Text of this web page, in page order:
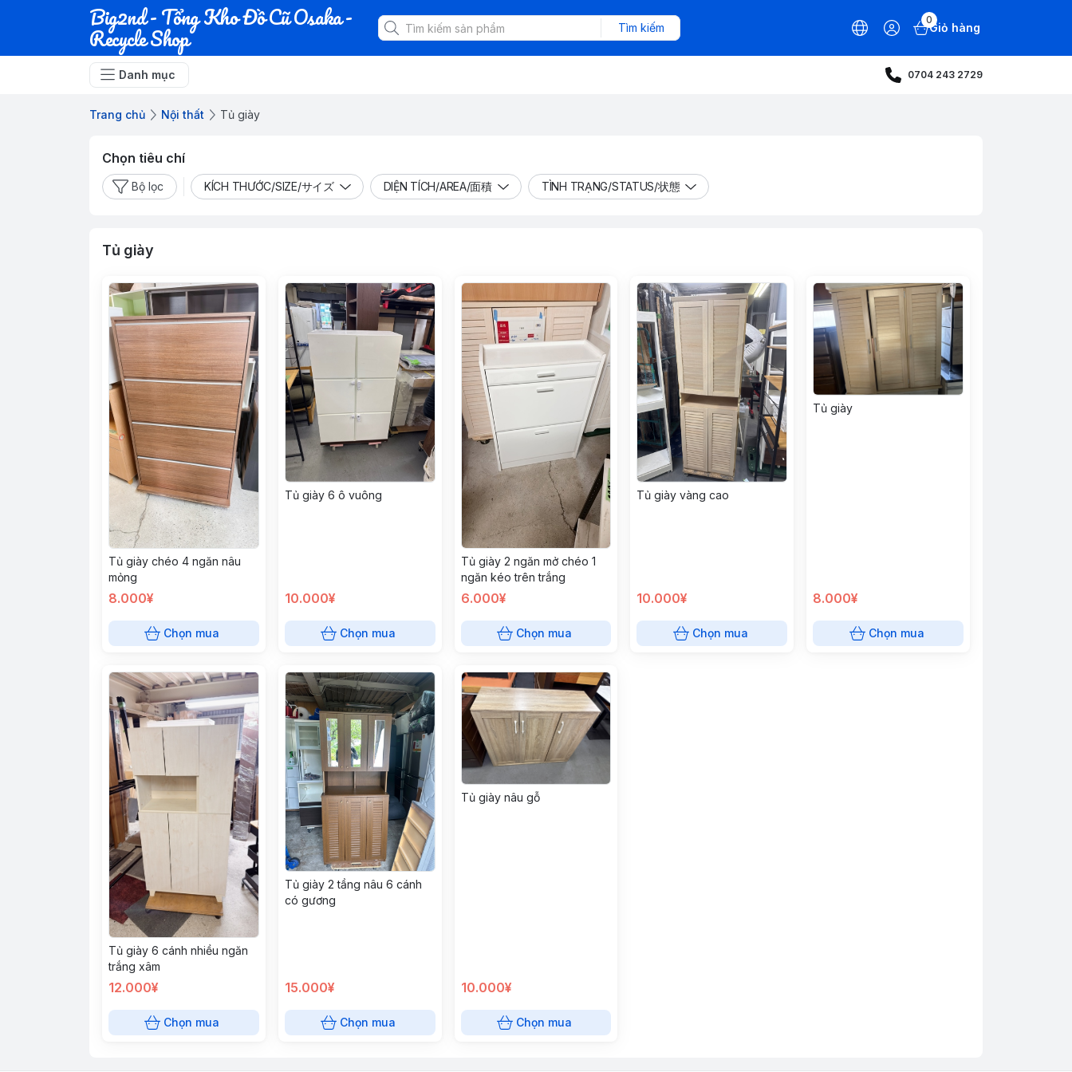
Big2nd - Tổng Kho Đồ Cũ Osaka -
Recycle Shop Tìm kiếm
0
Giỏ hàng
Danh mục 0704 243 2729
Trang chủ Nội thất Tủ giày
Chọn tiêu chí
Bộ lọc KÍCH THƯỚC/SIZE/サイズ DIỆN TÍCH/AREA/面積 TÌNH TRẠNG/STATUS/状態
Tủ giày
Tủ giày chéo 4 ngăn nâu
mỏng
8.000¥
Chọn mua
Tủ giày 6 ô vuông
10.000¥
Chọn mua
Tủ giày 2 ngăn mở chéo 1
ngăn kéo trên trắng
6.000¥
Chọn mua
Tủ giày vàng cao
10.000¥
Chọn mua
Tủ giày
8.000¥
Chọn mua
Tủ giày 6 cánh nhiều ngăn
trắng xâm
12.000¥
Chọn mua
Tủ giày 2 tầng nâu 6 cánh
có gương
15.000¥
Chọn mua
Tủ giày nâu gỗ
10.000¥
Chọn mua